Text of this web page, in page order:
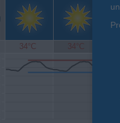
34°C 34°C